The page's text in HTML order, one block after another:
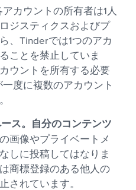
アカウントの所有者は1人
ジスティクスおよびプ
、Tinderでは1つのアカ
ことを禁止していま
ウントを所有する必要
度に複数のアカウント
ス。自分のコンテンツ
画像やプライベートメ
しに投稿してはなりま
商標登録のある他人の
されています。